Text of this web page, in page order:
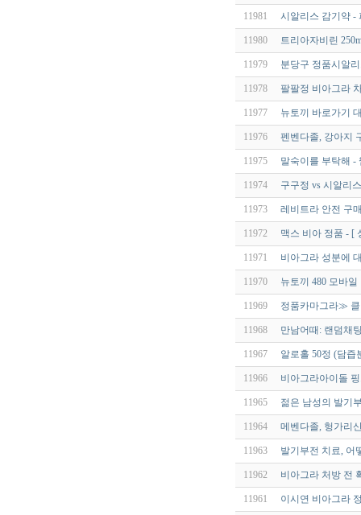
11981 시알리스 감기약 -
11980 트리아자비린
11979 분당구 정품시알­리
11978 팔팔정 비아그라
11977 뉴토끼 바로가기
11976 펜벤다졸, 강아지
11975 말숙이를 부탁해 -
11974 구구정 vs 시알리
11973 레비트라 안전 구
11972 맥스 비아 정품 - [
11971 비아그라 성분에
11970 뉴토끼 480 모바
11969 정품카마그라≫
11968 만남어때: 랜덤채
11967 알로홀 50정 (담
11966 비아그라아이돌
11965 젊은 남성의 발기
11964 메벤다졸, 헝가리
11963 발기부전 치료, 어
11962 비아그라 처방 전
11961 이시연 비아그라